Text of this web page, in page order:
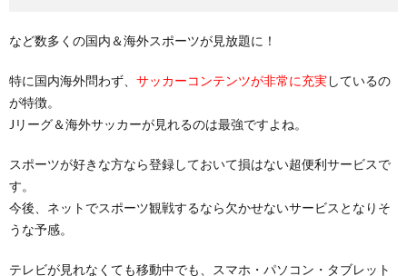
など数多くの国内＆海外スポーツが見放題に！
特に国内海外問わず、 サッカーコンテンツが非常に充実しているの
が特徴。
Jリーグ＆海外サッカーが見れるのは最強ですよね。
スポーツが好きな方なら登録しておいて損はない超便利サービスで
す。
今後、ネットでスポーツ観戦するなら欠かせないサービスとなりそ
うな予感。
テレビが見れなくても移動中でも、スマホ・パソコン・タブレット